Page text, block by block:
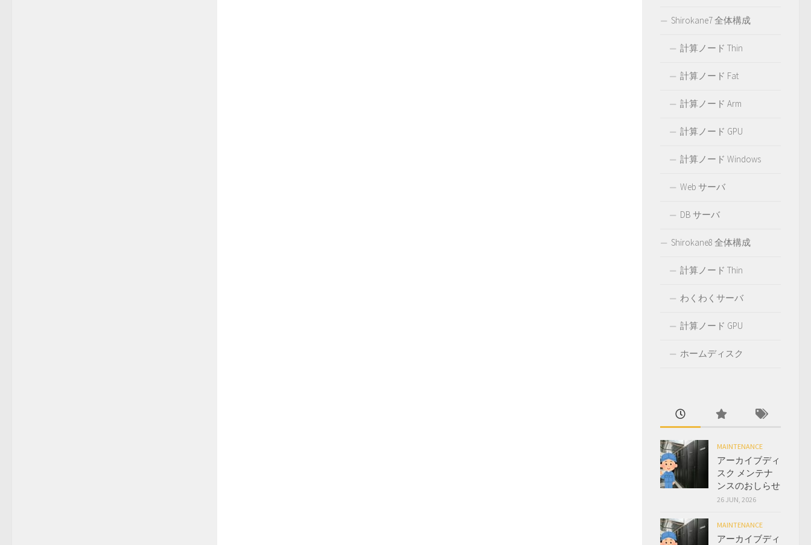
Shirokane7 全体構成
計算ノード Thin
計算ノード Fat
計算ノード Arm
計算ノード GPU
計算ノード Windows
Web サーバ
DB サーバ
Shirokane8 全体構成
計算ノード Thin
わくわくサーバ
計算ノード GPU
ホームディスク
MAINTENANCE
アーカイブディ
スク メンテナ
ンスのおしらせ
26 JUN, 2026
MAINTENANCE
アーカイブディ